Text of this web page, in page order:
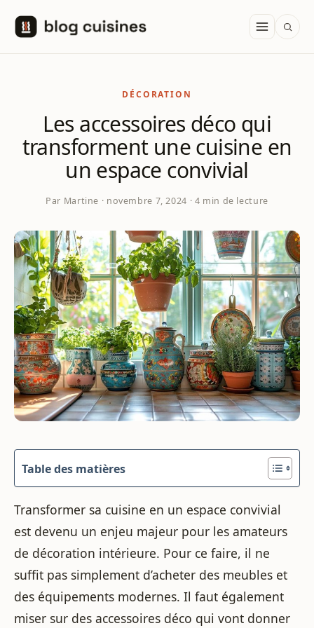
DÉCORATION
Les accessoires déco qui
transforment une cuisine en
un espace convivial
Par Martine · novembre 7, 2024 · 4 min de lecture
Table des matières
Transformer sa cuisine en un espace convivial
est devenu un enjeu majeur pour les amateurs
de décoration intérieure. Pour ce faire, il ne
suffit pas simplement d’acheter des meubles et
des équipements modernes. Il faut également
miser sur des accessoires déco qui vont donner